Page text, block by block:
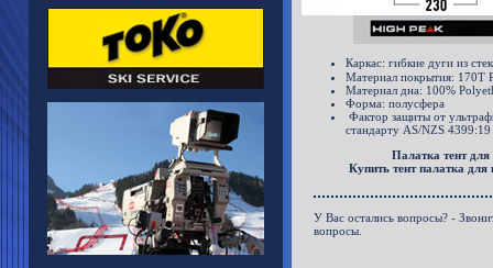
Каркас: гибкие дуги из
Материал покрытия: 170Т
Материал дна: 100%
Форма: полусфера
Фактор защиты от
стандарту AS/NZS 4399:19
Палатка тент
Купить тент палатка для
У Вас остались вопросы? -
вопросы.